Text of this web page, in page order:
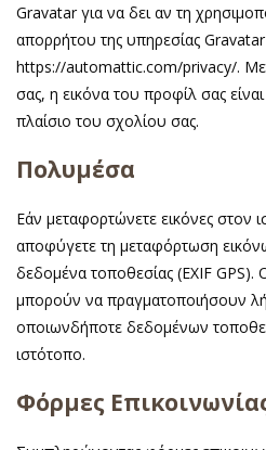
Gravatar για να δει αν τη
απορρήτου της υπηρεσίας Gravatar
https://automattic.com/privacy/.
σας, η εικόνα του προφίλ σας
πλαίσιο του σχολίου σας.
Πολυμέσα
Εάν μεταφορτώνετε εικόνες στον
αποφύγετε τη μεταφόρτωση
δεδομένα τοποθεσίας (EXIF GPS).
μπορούν να πραγματοποιήσουν
οποιωνδήποτε δεδομένων
ιστότοπο.
Φόρμες